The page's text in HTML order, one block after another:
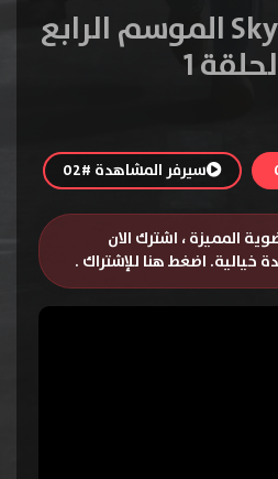
مسلسل Skymed الموسم الرابع
1
سيرفر المشاهدة #02
المميزة ، اشترك الان
خيالية. اضغط هنا للإشتراك .